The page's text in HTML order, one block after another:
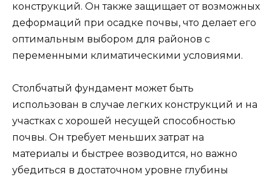
конструкций. Он также защищает от возможных
деформаций при осадке почвы, что делает его
оптимальным выбором для районов с
переменными климатическими условиями.
Столбчатый фундамент может быть
использован в случае легких конструкций и на
участках с хорошей несущей способностью
почвы. Он требует меньших затрат на
материалы и быстрее возводится, но важно
убедиться в достаточном уровне глубины